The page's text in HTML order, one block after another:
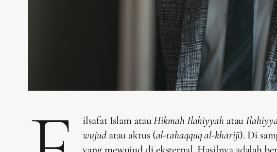
ilsafat Islam atauHikmah Ilahiyyahatau
wujudatau aktus (al-tahaqquq al-khariji). Di
yang mewujud di eksternal. Hasilnya adalah